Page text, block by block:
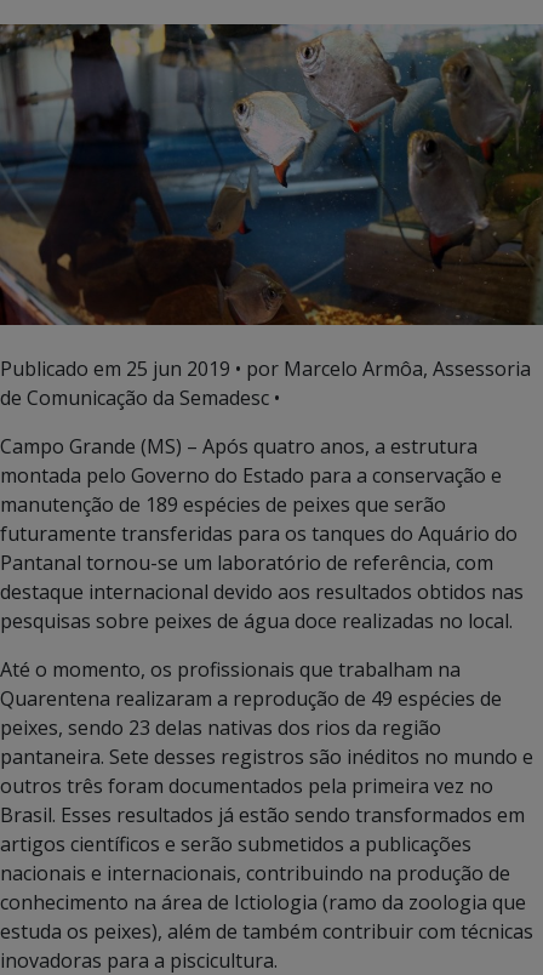
Publicado em 25 jun 2019 • por Marcelo Armôa, Assessoria
de Comunicação da Semadesc •
Campo Grande (MS) – Após quatro anos, a estrutura
montada pelo Governo do Estado para a conservação e
manutenção de 189 espécies de peixes que serão
futuramente transferidas para os tanques do Aquário do
Pantanal tornou-se um laboratório de referência, com
destaque internacional devido aos resultados obtidos nas
pesquisas sobre peixes de água doce realizadas no local.
Até o momento, os profissionais que trabalham na
Quarentena realizaram a reprodução de 49 espécies de
peixes, sendo 23 delas nativas dos rios da região
pantaneira. Sete desses registros são inéditos no mundo e
outros três foram documentados pela primeira vez no
Brasil. Esses resultados já estão sendo transformados em
artigos científicos e serão submetidos a publicações
nacionais e internacionais, contribuindo na produção de
conhecimento na área de Ictiologia (ramo da zoologia que
estuda os peixes), além de também contribuir com técnicas
inovadoras para a piscicultura.